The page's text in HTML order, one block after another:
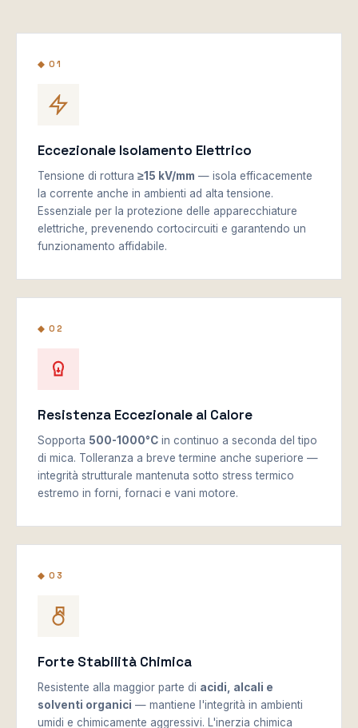
◆ 01
Eccezionale Isolamento Elettrico
Tensione di rottura ≥15 kV/mm — isola efficacemente
la corrente anche in ambienti ad alta tensione.
Essenziale per la protezione delle apparecchiature
elettriche, prevenendo cortocircuiti e garantendo un
funzionamento affidabile.
◆ 02
Resistenza Eccezionale al Calore
Sopporta 500-1000°C in continuo a seconda del tipo
di mica. Tolleranza a breve termine anche superiore —
integrità strutturale mantenuta sotto stress termico
estremo in forni, fornaci e vani motore.
◆ 03
Forte Stabilità Chimica
Resistente alla maggior parte di acidi, alcali e
solventi organici — mantiene l'integrità in ambienti
umidi e chimicamente aggressivi. L'inerzia chimica